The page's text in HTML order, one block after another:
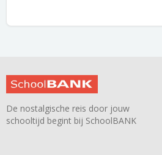
De nostalgische reis door jouw
schooltijd begint bij SchoolBANK